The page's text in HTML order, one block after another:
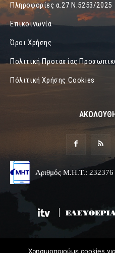
Πληροφορίες α.27 Ν.5253/2025
Επικοινωνία
Όροι Χρήσης
Πολιτική Προτασίας
Πόλιτική Χρήσης Cookies
Αριθμός Μ.Η.Τ.: 232376
Χρησιμοποιούμε cookies